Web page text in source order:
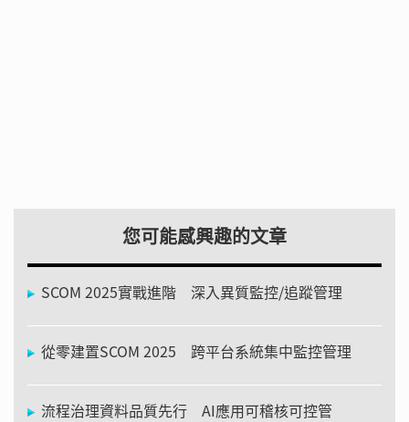
您可能感興趣的文章
SCOM 2025實戰進階 深入異質監控/追蹤管理
從零建置SCOM 2025 跨平台系統集中監控管理
流程治理資料品質先行 AI應用可稽核可控管